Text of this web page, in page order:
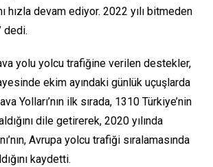
hızla devam ediyor. 2022 yılı bitmeden
dedi.
yolu yolcu trafiğine verilen destekler,
ekim ayındaki günlük uçuşlarda
Yolları’nın ilk sırada, 1310 Türkiye’nin
dile getirerek, 2020 yılında
Avrupa yolcu trafiği sıralamasında
kaydetti.